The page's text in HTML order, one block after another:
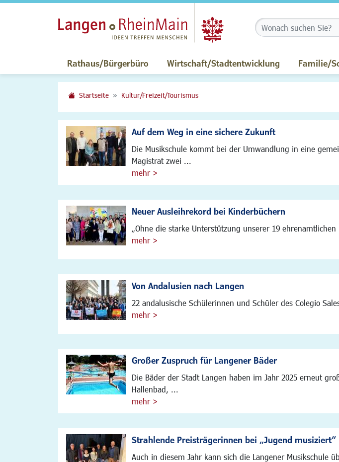
Rathaus/Bürgerbüro Wirtschaft/Stadtentwicklung Familie/
Startseite Kultur/Freizeit/Tourismus
Auf dem Weg in eine sichere Zukunft
Die Musikschule kommt bei der Umwandlung in eine
Magistrat zwei ...
mehr >
Neuer Ausleihrekord bei Kinderbüchern
„Ohne die starke Unterstützung unserer 19
mehr >
Von Andalusien nach Langen
22 andalusische Schülerinnen und Schüler des Colegio
mehr >
Großer Zuspruch für Langener Bäder
Die Bäder der Stadt Langen haben im Jahr 2025 erneut
Hallenbad, ...
mehr >
Strahlende Preisträgerinnen bei „Jugend musiziert“
Auch in diesem Jahr kann sich die Langener Musikschule